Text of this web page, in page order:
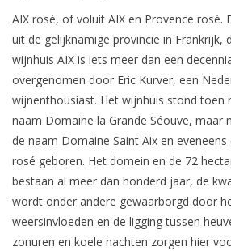
AIX rosé, of voluit AIX en Provence rosé.
uit de gelijknamige provincie in Frankrijk,
wijnhuis AIX is iets meer dan een
overgenomen door Eric Kurver, een
wijnenthousiast. Het wijnhuis stond toen
naam Domaine la Grande Séouve, maar
de naam Domaine Saint Aix en
rosé geboren. Het domein en de 72
bestaan al meer dan honderd jaar, de
wordt onder andere gewaarborgd door
weersinvloeden en de ligging tussen
zonuren en koele nachten zorgen hier